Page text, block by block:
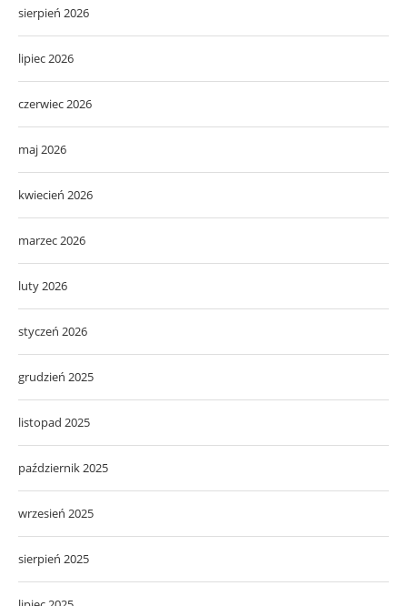
sierpień 2026
lipiec 2026
czerwiec 2026
maj 2026
kwiecień 2026
marzec 2026
luty 2026
styczeń 2026
grudzień 2025
listopad 2025
październik 2025
wrzesień 2025
sierpień 2025